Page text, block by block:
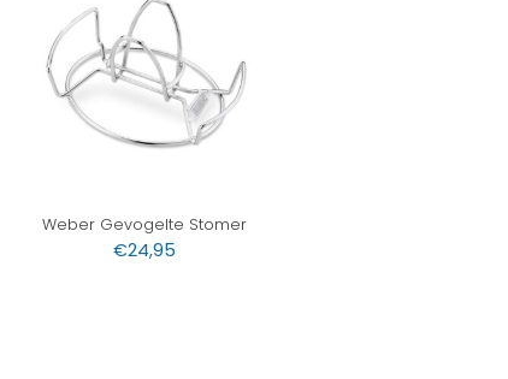
Weber Gevogelte Stomer
€24,95